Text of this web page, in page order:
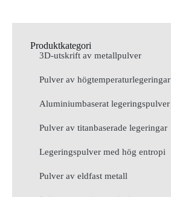
Produktkategori
3D-utskrift av metallpulver
Pulver av högtemperaturlegeringar
Aluminiumbaserat legeringspulver
Pulver av titanbaserade legeringar
Legeringspulver med hög entropi
Pulver av eldfast metall